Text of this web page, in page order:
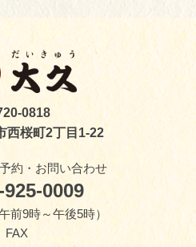
0818
西桜町2丁目1-22
約・お問い合わせ
925-0009
前9時～午後5時）
FAX